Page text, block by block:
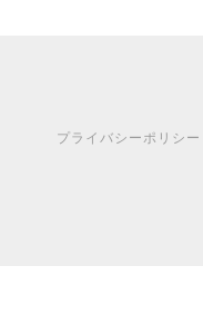
プライバシーポリシー